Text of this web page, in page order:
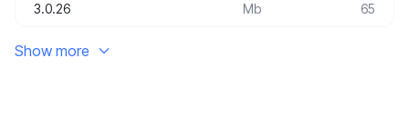
3.0.26
Mb
65
Show more